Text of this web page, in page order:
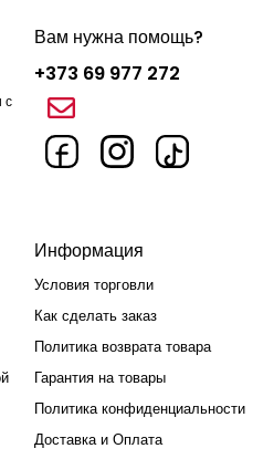
с
Вам нужна помощь?
+373 69 977 272
Информация
Условия торговли
Как сделать заказ
Политика возврата товара
Гарантия на товары
Политика конфиденциальности
Доставка и Оплата